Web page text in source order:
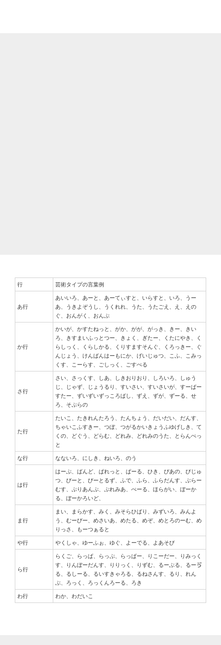
行 芸術タイプの言葉例
あ行
あいいろ、あーと、あーてぃすと、いらすと、いろ、うー
あ、うきよぞうし、うくれれ、うた、うたごえ、え、えの
ぐ、おんがく、おんぷ
か行
かいが、かすたねっと、がか、がが、がっき、きー、きい
ろ、きすまいふっとつー、きょく、ぎたー、くたにやき、く
らしっく、くらしかる、くりすますそんぐ、くろっきー、ぐ
んじょう、けんばんはーもにか、げいじゅつ、こふ、こみっ
くす、こーらす、ごしっく、ごすぺる
さ行
さい、さっくす、しあ、しきおりおり、しろいろ、しゅう
じ、じゃず、じょうるり、すいさい、すいさいが、すーぱー
すたー、ずいずいずっころばし、ずえ、ずが、ずーる、せ
ろ、そぷらの
た行
たいこ、たきれんたろう、たんちょう、だいだい、だんす、
ちゃいこふすきー、つぼ、つがるかいきょうふゆげしき、て
くの、どぐう、どらむ、どれみ、どれみのうた、とらんぺっ
と
な行 なないろ、にしき、ねいろ、のう
は行
はーぷ、ばんど、ぱれっと、ぱーる、ひき、ぴあの、びじゅ
つ、びーと、びーとるず、ふで、ふら、ふらだんす、ぶらー
むす、ぷりあんぷ、ぷれみあ、ぺーる、ほらがい、ぼーか
る、ぼーかろいど、
ま行
まい、まらかす、みく、みそらひばり、みずいろ、みんよ
う、むーびー、めさいあ、めたる、めぞ、めとろのーむ、め
りっさ、もーつぁると
や行 やくしゃ、ゆーふぉ、ゆぐ、よーでる、よあそび
ら行
らくご、らっぱ、らっぷ、らっぱー、りこーだー、りみっく
す、りんぼーだんす、りりっく、りずむ、るーぶる、るーゔ
る、るしーる、るいすきゃろる、るねさんす、るり、れん
ぶ、ろっく、ろっくんろーる、ろき
わ行 わか、わだいこ